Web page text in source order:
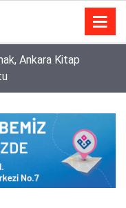
Türkiye Diyanet Vakfı